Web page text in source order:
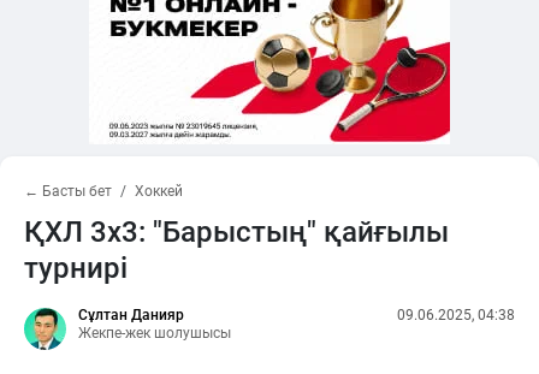
← Басты бет Хоккей
ҚХЛ 3х3: "Барыстың" қайғылы
турнирі
Сұлтан Данияр
Жекпе-жек шолушысы
09.06.2025, 04:38